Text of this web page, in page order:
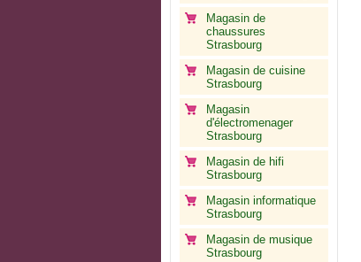
Magasin de
chaussures
Strasbourg
Magasin de cuisine
Strasbourg
Magasin
d'électromenager
Strasbourg
Magasin de hifi
Strasbourg
Magasin informatique
Strasbourg
Magasin de musique
Strasbourg